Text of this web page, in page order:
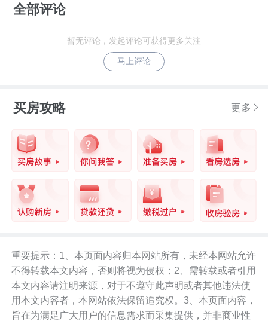
全部评论
暂无评论，发起评论可获得更多关注
马上评论
买房攻略 更多
重要提示：1、本页面内容归本网站所有，未经本网站允许
不得转载本文内容，否则将视为侵权；2、需转载或者引用
本文内容请注明来源，对于不遵守此声明或者其他违法使
用本文内容者，本网站依法保留追究权。3、本页面内容，
旨在为满足广大用户的信息需求而采集提供，并非商业性